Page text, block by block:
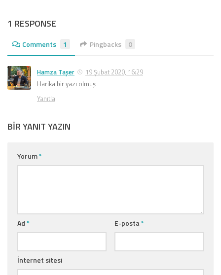
1 RESPONSE
Comments 1 Pingbacks 0
Hamza Taşer
19 Şubat 2020, 16:29
Harika bir yazı olmuş
Yanıtla
BIR YANIT YAZIN
Yorum*
Ad* E-posta*
İnternet sitesi